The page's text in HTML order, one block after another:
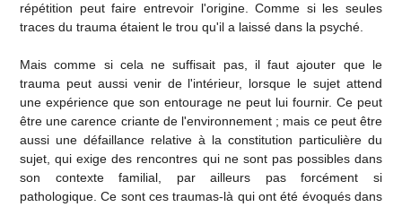
répétition peut faire entrevoir l'origine. Comme si les seules
traces du trauma étaient le trou qu'il a laissé dans la psyché.
Mais comme si cela ne suffisait pas, il faut ajouter que le
trauma peut aussi venir de l'intérieur, lorsque le sujet attend
une expérience que son entourage ne peut lui fournir. Ce peut
être une carence criante de l'environnement ; mais ce peut être
aussi une défaillance relative à la constitution particulière du
sujet, qui exige des rencontres qui ne sont pas possibles dans
son contexte familial, par ailleurs pas forcément si
pathologique. Ce sont ces traumas-là qui ont été évoqués dans